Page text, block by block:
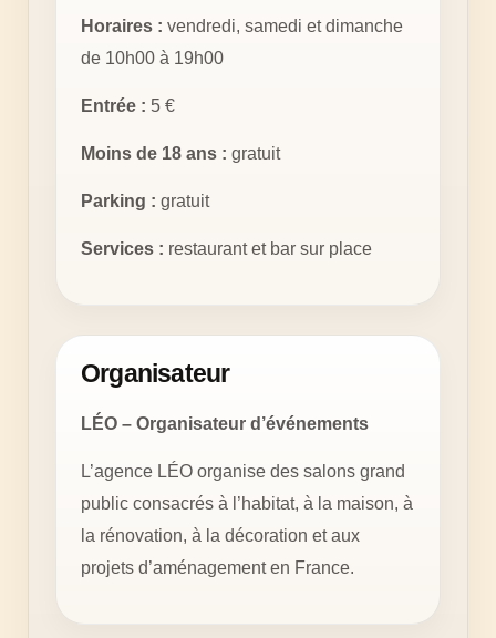
Horaires : vendredi, samedi et dimanche
de 10h00 à 19h00
Entrée : 5 €
Moins de 18 ans : gratuit
Parking : gratuit
Services : restaurant et bar sur place
Organisateur
LÉO – Organisateur d’événements
L’agence LÉO organise des salons grand
public consacrés à l’habitat, à la maison, à
la rénovation, à la décoration et aux
projets d’aménagement en France.